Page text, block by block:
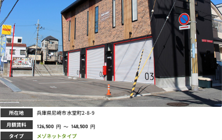
所在地 兵庫県尼崎市水堂町2-8-9
月額賃料 126,500 円 ～ 148,500 円
タイプ メゾネットタイプ